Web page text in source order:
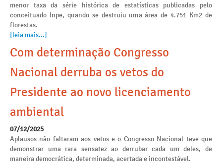
menor taxa da série histórica de estatísticas publicadas pelo
conceituado Inpe, quando se destruiu uma área de 4.751 Km2 de
florestas.
[leia mais...]
Com determinação Congresso
Nacional derruba os vetos do
Presidente ao novo licenciamento
ambiental
07/12/2025
Aplausos não faltaram aos vetos e o Congresso Nacional teve que
demonstrar uma rara sensatez ao derrubar cada um deles, de
maneira democrática, determinada, acertada e incontestável.